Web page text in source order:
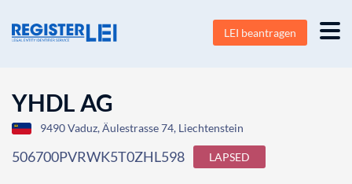
LEI beantragen
YHDL AG
9490 Vaduz, Äulestrasse 74, Liechtenstein
506700PVRWK5T0ZHL598 LAPSED